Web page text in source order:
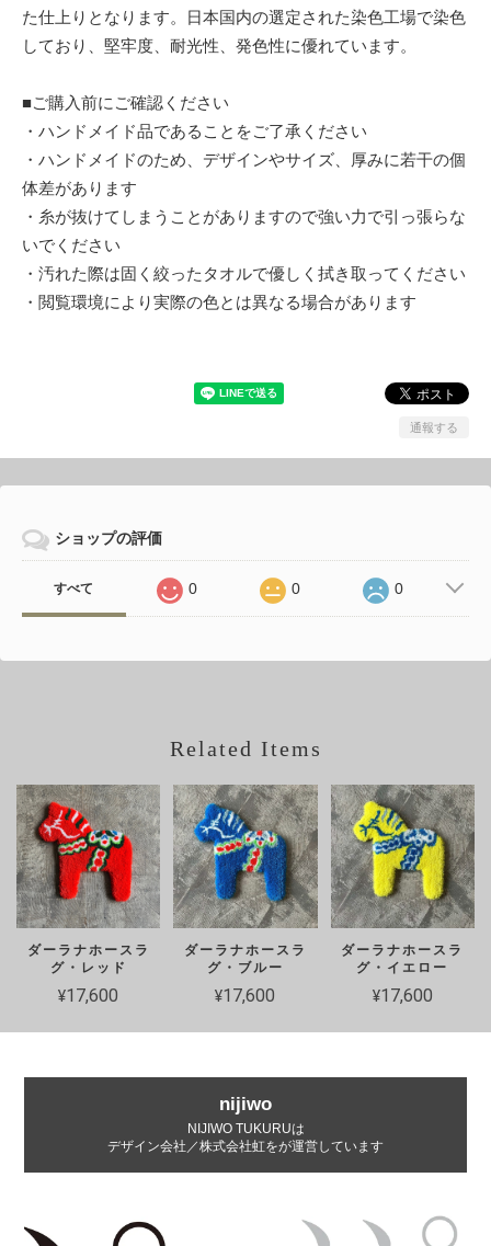
た仕上りとなります。日本国内の選定された染色工場で染色
しており、堅牢度、耐光性、発色性に優れています。
■ご購入前にご確認ください
・ハンドメイド品であることをご了承ください
・ハンドメイドのため、デザインやサイズ、厚みに若干の個
体差があります
・糸が抜けてしまうことがありますので強い力で引っ張らな
いでください
・汚れた際は固く絞ったタオルで優しく拭き取ってください
・閲覧環境により実際の色とは異なる場合があります
通報する
ショップの評価
すべて 0 0 0
Related Items
ダーラナホースラ
グ・レッド
¥17,600
ダーラナホースラ
グ・ブルー
¥17,600
ダーラナホースラ
グ・イエロー
¥17,600
nijiwo
NIJIWO TUKURUは
デザイン会社／株式会社虹をが運営しています